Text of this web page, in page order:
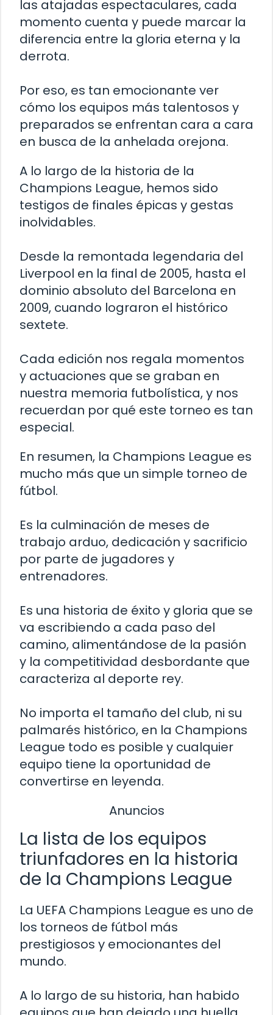
las atajadas espectaculares, cada
momento cuenta y puede marcar la
diferencia entre la gloria eterna y la
derrota.
Por eso, es tan emocionante ver
cómo los equipos más talentosos y
preparados se enfrentan cara a cara
en busca de la anhelada orejona.
A lo largo de la historia de la
Champions League, hemos sido
testigos de finales épicas y gestas
inolvidables.
Desde la remontada legendaria del
Liverpool en la final de 2005, hasta el
dominio absoluto del Barcelona en
2009, cuando lograron el histórico
sextete.
Cada edición nos regala momentos
y actuaciones que se graban en
nuestra memoria futbolística, y nos
recuerdan por qué este torneo es tan
especial.
En resumen, la Champions League es
mucho más que un simple torneo de
fútbol.
Es la culminación de meses de
trabajo arduo, dedicación y sacrificio
por parte de jugadores y
entrenadores.
Es una historia de éxito y gloria que se
va escribiendo a cada paso del
camino, alimentándose de la pasión
y la competitividad desbordante que
caracteriza al deporte rey.
No importa el tamaño del club, ni su
palmarés histórico, en la Champions
League todo es posible y cualquier
equipo tiene la oportunidad de
convertirse en leyenda.
Anuncios
La lista de los equipos
triunfadores en la historia
de la Champions League
La UEFA Champions League es uno de
los torneos de fútbol más
prestigiosos y emocionantes del
mundo.
A lo largo de su historia, han habido